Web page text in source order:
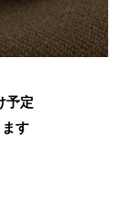
予定
す